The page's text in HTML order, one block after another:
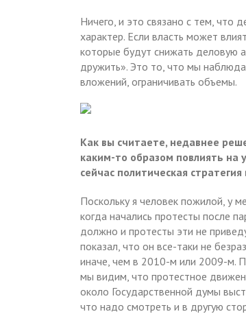
Ничего, и это связано с тем, что
характер. Если власть может
которые будут снижать деловую
дружить». Это то, что мы
вложений, ограничивать объемы.
Как вы считаете, недавнее
каким-то образом повлиять на
сейчас политическая
Поскольку я человек пожилой, у
когда начались протесты после
должно и протесты эти не
показал, что он все-таки не
иначе, чем в 2010-м или 2009-м.
мы видим, что протестное
около Государственной думы
что надо смотреть и в другую